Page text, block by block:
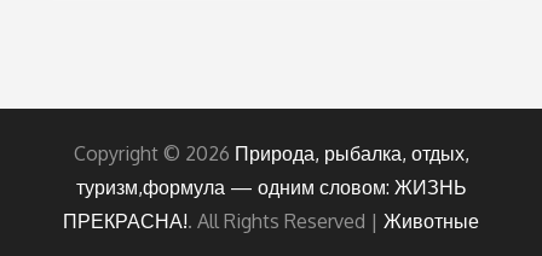
Copyright © 2026 Природа, рыбалка, отдых,
туризм,формула — одним словом: ЖИЗНЬ
ПРЕКРАСНА!. All Rights Reserved | Животные